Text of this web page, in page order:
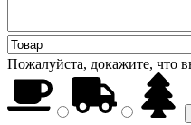
Пожалуйста, докажите, что